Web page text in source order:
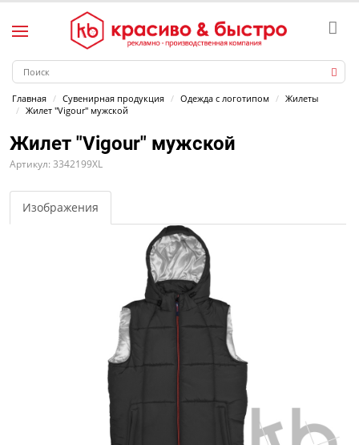
Главная Сувенирная продукция Одежда с логотипом
Жилеты
Жилет "Vigour" мужской
Жилет "Vigour" мужской
Артикул: 3342199XL
Изображения